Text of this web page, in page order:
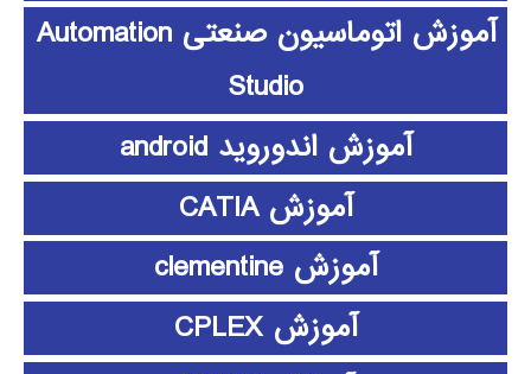
آموزش اتوماسیون صنعتی Automation
Studio
آموزش اندوروید android
آموزش CATIA
آموزش clementine
آموزش CPLEX